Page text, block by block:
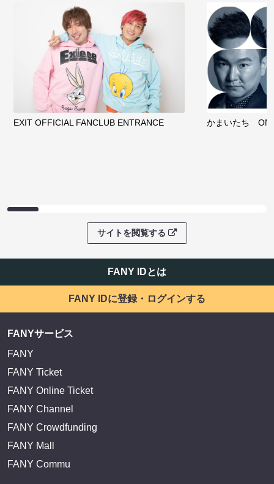
EXIT OFFICIAL FANCLUB ENTRANCE かまいたち
サイトを閲覧する
FANY IDとは
FANY IDに登録・ログインする
FANYサービス
FANY
FANY Ticket
FANY Online Ticket
FANY Channel
FANY Crowdfunding
FANY Mall
FANY Commu